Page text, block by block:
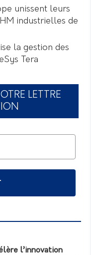
unissent leurs
industrielles de
la gestion des
Tera
LETTRE
l’innovation